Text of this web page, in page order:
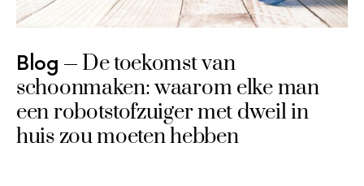
Blog
De toekomst van
schoonmaken: waarom elke man
een robotstofzuiger met dweil in
huis zou moeten hebben